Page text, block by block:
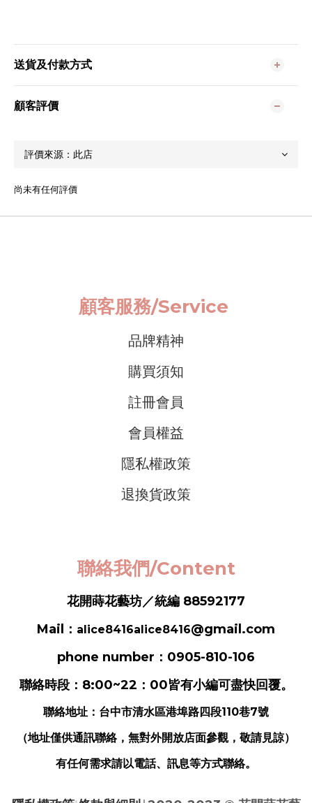
送貨及付款方式
顧客評價
尚未有任何評價
顧客服務/Service
品牌精神
購買須知
註冊會員
會員權益
隱私權政策
退換貨政策
聯絡我們/Content
花開蒔花藝坊／統編 88592177
Mail： alice8416alice8416@gmail.com
phone number：0905-810-106
聯絡時段：8:00~22：00皆有小編可盡快回覆。
聯絡地址： 台中市清水區港埠路四段110巷7號
（地址僅供通訊聯絡，無對外開放店面參觀，敬請見諒）
有任何需求請以電話、訊息等方式聯絡。